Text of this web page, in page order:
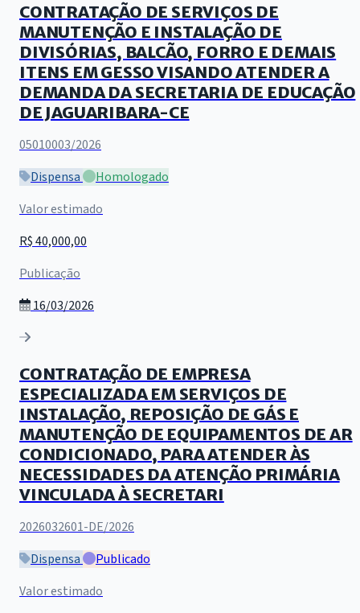
CONTRATAÇÃO DE SERVIÇOS DE
MANUTENÇÃO E INSTALAÇÃO DE
DIVISÓRIAS, BALCÃO, FORRO E DEMAIS
ITENS EM GESSO VISANDO ATENDER A
DEMANDA DA SECRETARIA DE EDUCAÇÃO
DE JAGUARIBARA-CE
05010003/2026
Dispensa
Homologado
Valor estimado
R$ 40,000,00
Publicação
16/03/2026
CONTRATAÇÃO DE EMPRESA
ESPECIALIZADA EM SERVIÇOS DE
INSTALAÇÃO, REPOSIÇÃO DE GÁS E
MANUTENÇÃO DE EQUIPAMENTOS DE AR
CONDICIONADO, PARA ATENDER ÀS
NECESSIDADES DA ATENÇÃO PRIMÁRIA
VINCULADA À SECRETARI
2026032601-DE/2026
Dispensa
Publicado
Valor estimado